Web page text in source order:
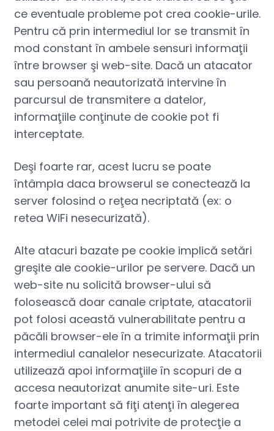
ce eventuale probleme pot crea cookie-urile.
Pentru că prin intermediul lor se transmit în
mod constant în ambele sensuri informaţii
între browser şi web-site. Dacă un atacator
sau persoană neautorizată intervine în
parcursul de transmitere a datelor,
informaţiile conţinute de cookie pot fi
interceptate.
Deşi foarte rar, acest lucru se poate
întâmpla daca browserul se conectează la
server folosind o reţea necriptată (ex: o
retea WiFi nesecurizată).
Alte atacuri bazate pe cookie implică setări
greşite ale cookie-urilor pe servere. Dacă un
web-site nu solicită browser-ului să
folosească doar canale criptate, atacatorii
pot folosi această vulnerabilitate pentru a
păcăli browser-ele în a trimite informaţii prin
intermediul canalelor nesecurizate. Atacatorii
utilizează apoi informaţiile în scopuri de a
accesa neautorizat anumite site-uri. Este
foarte important să fiţi atenţi în alegerea
metodei celei mai potrivite de protecţie a